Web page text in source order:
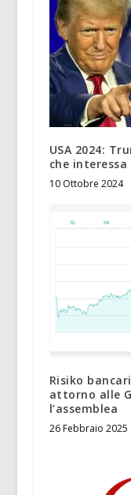
USA 2024:
che interessa
10 Ottobre 2024
Risiko
attorno alle
l’assemblea
26 Febbraio 2025